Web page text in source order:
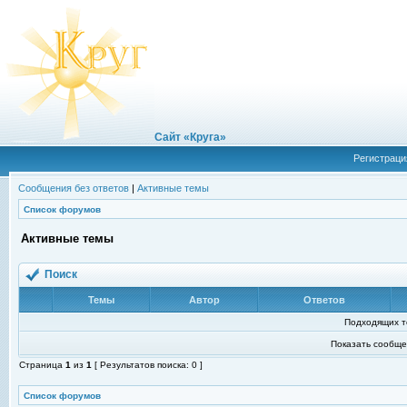
Сайт «Круга»
Сообщения без ответов | Активные темы
Список форумов
Активные темы
Поиск
Темы Автор Ответов
Подходящих
Показать
Страница 1 из 1 [ Результатов поиска: 0 ]
Список форумов